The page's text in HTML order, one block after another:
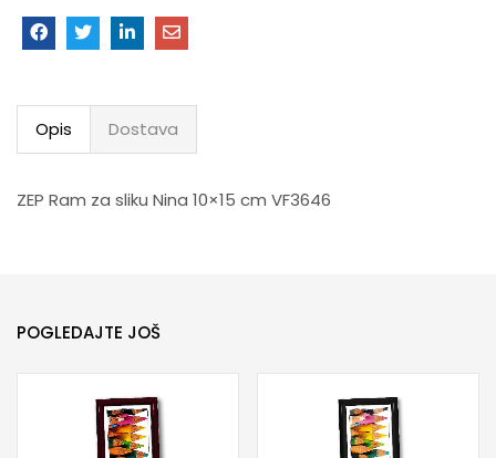
Opis Dostava
ZEP Ram za sliku Nina 10×15 cm VF3646
POGLEDAJTE JOŠ